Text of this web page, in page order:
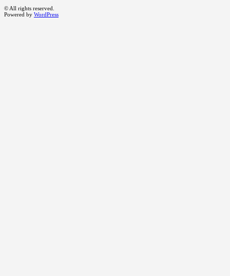
© All rights reserved.
Powered by WordPress